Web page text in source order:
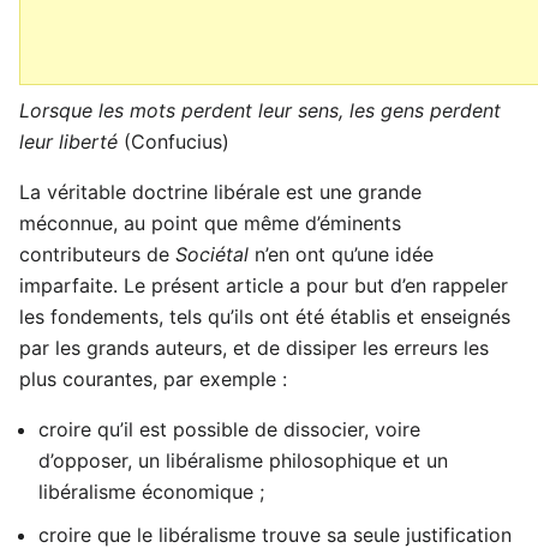
Lorsque les mots perdent leur sens, les gens perdent
leur liberté (Confucius)
La véritable doctrine libérale est une grande
méconnue, au point que même d’éminents
contributeurs de Sociétal n’en ont qu’une idée
imparfaite. Le présent article a pour but d’en rappeler
les fondements, tels qu’ils ont été établis et enseignés
par les grands auteurs, et de dissiper les erreurs les
plus courantes, par exemple :
croire qu’il est possible de dissocier, voire
d’opposer, un libéralisme philosophique et un
libéralisme économique ;
croire que le libéralisme trouve sa seule justification